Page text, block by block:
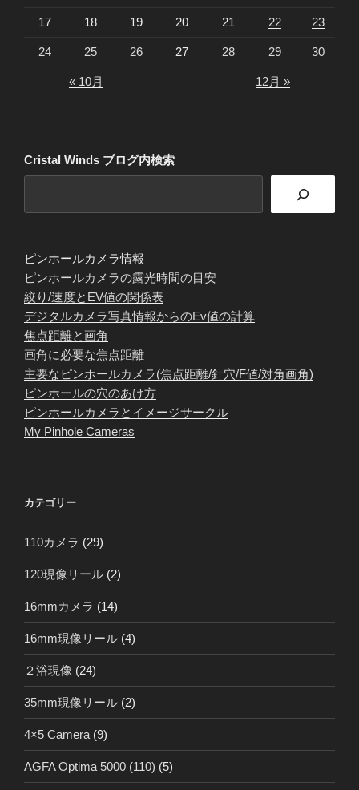
17 18 19 20 21 22 23
24 25 26 27 28 29 30
« 10月 12月 »
Cristal Winds ブログ内検索
ピンホールカメラ情報
ピンホールカメラの露光時間の目安
絞り/速度とEV値の関係表
デジタルカメラ写真情報からのEv値の計算
焦点距離と画角
画角に必要な焦点距離
主要なピンホールカメラ(焦点距離/針穴/F値/対角画角)
ピンホールの穴のあけ方
ピンホールカメラとイメージサークル
My Pinhole Cameras
カテゴリー
110カメラ (29)
120現像リール (2)
16mmカメラ (14)
16mm現像リール (4)
２浴現像 (24)
35mm現像リール (2)
4×5 Camera (9)
AGFA Optima 5000 (110) (5)